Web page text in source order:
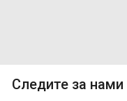
Следите за нами